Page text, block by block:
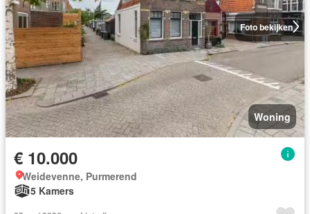
Foto bekijken
Woning
€ 10.000
Weidevenne, Purmerend
5 Kamers